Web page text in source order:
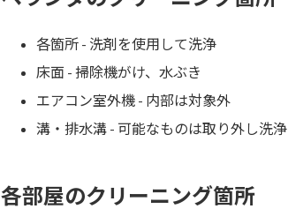
各箇所 - 洗剤を使用して洗浄
床面 - 掃除機がけ、水ぶき
エアコン室外機 - 内部は対象外
溝・排水溝 - 可能なものは取り外し洗浄
各部屋のクリーニング箇所